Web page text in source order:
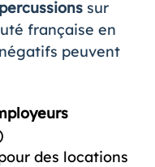
sur
française en
peuvent
des locations